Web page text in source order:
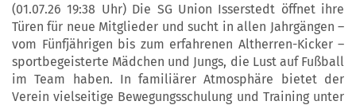
(01.07.26 19:38 Uhr) Die SG Union Isserstedt öffnet ihre
Türen für neue Mitglieder und sucht in allen Jahrgängen –
vom Fünfjährigen bis zum erfahrenen Altherren-Kicker –
sportbegeisterte Mädchen und Jungs, die Lust auf Fußball
im Team haben. In familiärer Atmosphäre bietet der
Verein vielseitige Bewegungsschulung und Training unter